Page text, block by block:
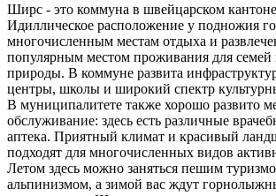
Ширс - это коммуна в швейцарском
Идиллическое расположение у подножия
многочисленным местам отдыха и
популярным местом проживания для семей
природы. В коммуне развита
центры, школы и широкий спектр
В муниципалитете также хорошо развито
обслуживание: здесь есть различные
аптека. Приятный климат и красивый
подходят для многочисленных видов
Летом здесь можно заняться пешим
альпинизмом, а зимой вас ждут